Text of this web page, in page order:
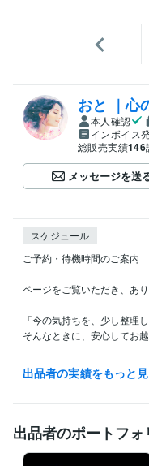
おと ｜心
本人確認
インボイス
総販売実績146
メッセージを送
スケジュール
ご予約・待機時間のご案内
ページをご覧いただき、あり
「今の気持ちを、少し整理し
そんなときに、安心してお
夜の待機について
その日の状況によりますが、
タイミングが合えばそのま
出品者の実績をもっと
出品者のポートフォ